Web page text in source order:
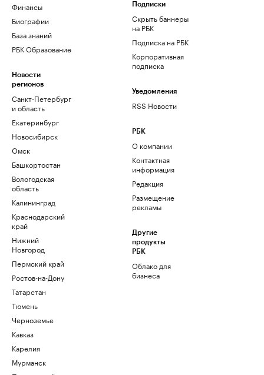
Финансы
Биографии
База знаний
РБК Образование
Новости
регионов
Санкт-Петербург
и область
Екатеринбург
Новосибирск
Омск
Башкортостан
Вологодская
область
Калининград
Краснодарский
край
Нижний
Новгород
Пермский край
Ростов-на-Дону
Татарстан
Тюмень
Черноземье
Кавказ
Карелия
Мурманск
Подписки
Скрыть баннеры
на РБК
Подписка на РБК
Корпоративная
подписка
Уведомления
RSS Новости
РБК
О компании
Контактная
информация
Редакция
Размещение
рекламы
Другие
продукты
РБК
Облако для
бизнеса